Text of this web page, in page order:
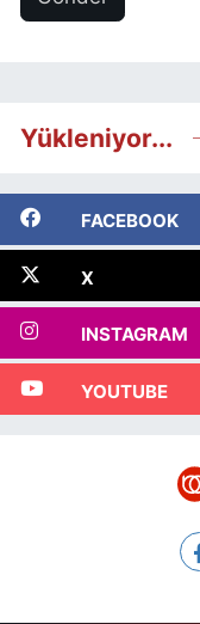
Yükleniyor...
FACEBOOK
X
INSTAGRAM
YOUTUBE